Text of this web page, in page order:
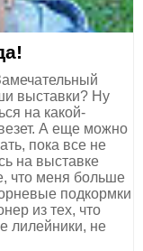
выставки? Ну
на какой-
А еще можно
пока все не
на выставке
что меня больше
подкормки
из тех, что
лилейники, не